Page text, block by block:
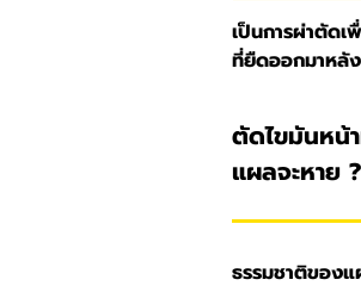
เป็นการผ่าตัด
ที่ยืดออกมาหลั
ตัดไขมันหน้
แผลจะหาย ?
ธรรมชาติของ